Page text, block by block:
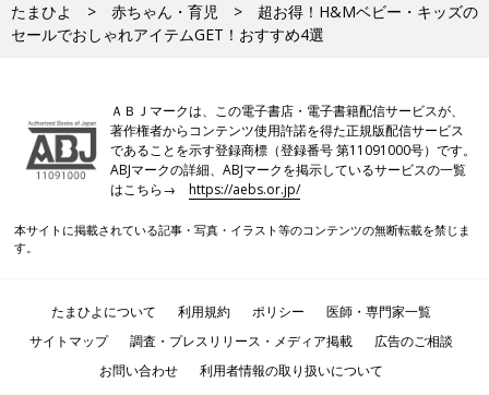
たまひよ 赤ちゃん・育児
超お得！H&Mベビー・キッズの
セールでおしゃれアイテムGET！おすすめ4選
ＡＢＪマークは、この電子書店・電子書籍配信サービスが、
著作権者からコンテンツ使用許諾を得た正規版配信サービス
であることを示す登録商標（登録番号 第11091000号）です。
ABJマークの詳細、ABJマークを掲示しているサービスの一覧
はこちら→https://aebs.or.jp/
本サイトに掲載されている記事・写真・イラスト等のコンテンツの無断転載を禁じま
す。
たまひよについて 利用規約 ポリシー
医師・専門家一覧
サイトマップ
調査・プレスリリース・メディア掲載
広告のご相談
お問い合わせ
利用者情報の取り扱いについて